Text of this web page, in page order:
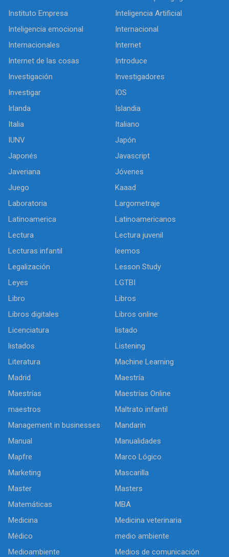
Instituto Empresa
Inteligencia Artificial
Inteligencia emocional
Internacional
Internacionales
Internet
Internet de las cosas
Introduce
Investigación
Investigadores
Investigar
IOS
Irlanda
Islandia
Italia
Italiano
IUNV
Japón
Japonés
Javascript
Javeriana
Jóvenes
Juego
Kaaad
Laboratoria
Largometraje
Latinoamerica
Latinoamericanos
Lectura
Lectura juvenil
Lecturas infantil
leemos
Legalización
Lesson Study
Leyes
LGTBI
Libro
Libros
Libros digitales
Libros online
Licenciatura
listado
listados
Listening
Literatura
Machine Learning
Madrid
Maestría
Maestrías
Maestrías Online
maestros
Maltrato infantil
Management in businesses
Mandarín
Manual
Manualidades
Mapfre
Marco Lógico
Marketing
Mascarilla
Master
Masters
Matemáticas
MBA
Medicina
Medicina veterinaria
Médico
medio ambiente
Medioambiente
Medios de comunicación